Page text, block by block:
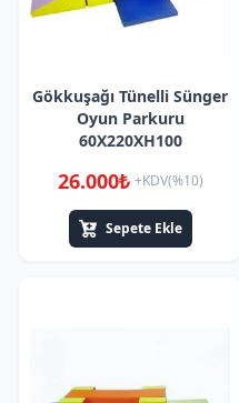
Gökkuşağı Tünelli Sünger
Oyun Parkuru
60X220XH100
26.000₺ +KDV(%10)
Sepete Ekle